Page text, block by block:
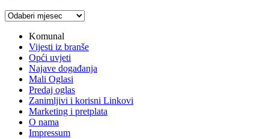
Arhiva
Komunal
Vijesti iz branše
Opći uvjeti
Najave događanja
Mali Oglasi
Predaj oglas
Zanimljivi i korisni Linkovi
Marketing i pretplata
O nama
Impressum